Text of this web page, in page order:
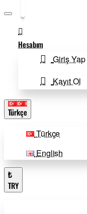
3D
CAD
TECHNOLOGY
Hesabım
Giriş Yap
Kayıt Ol
Türkçe
Türkçe
English
₺
TRY